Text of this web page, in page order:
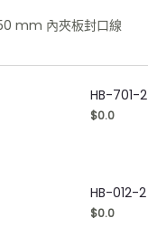
mm 內夾板封口線
HB-701-2
$0.0
HB-012-2
$0.0